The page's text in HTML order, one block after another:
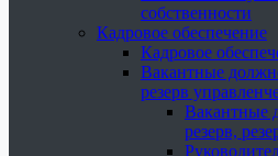
собственности
Кадровое обеспечение
Кадровое
Вакантные
резерв
Вакантные
резерв,